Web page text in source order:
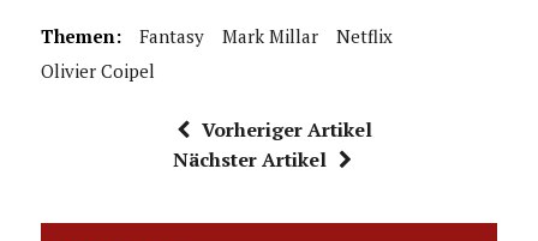
Themen: Fantasy Mark Millar
Netflix
Olivier Coipel
Vorheriger Artikel
Nächster Artikel